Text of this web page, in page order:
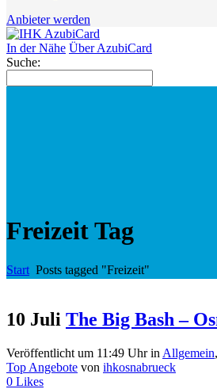
Anbieter werden
In der Nähe Über AzubiCard
Suche:
Freizeit Tag
Start Posts tagged "Freizeit"
10 Juli The Big Bash –
Veröffentlicht um 11:49 Uhrin Allgemein,
Top Angebote von ihkosnabrueck
0 Likes